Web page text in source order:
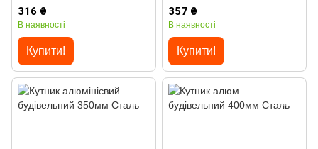
316 ₴
В наявності
Купити!
357 ₴
В наявності
Купити!